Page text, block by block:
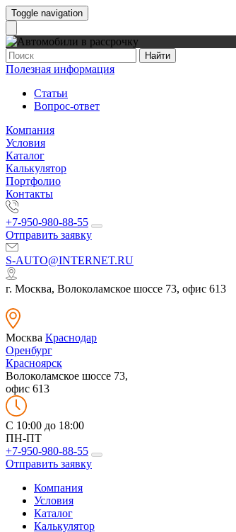
Toggle navigation
Найти
Полезная информация
Статьи
Вопрос-ответ
Компания
Условия
Каталог
Калькулятор
Портфолио
Контакты
+7-950-980-88-55
Отправить заявку
S-AUTO@INTERNET.RU
г. Москва, Волоколамское шоссе 73, офис 613
Москва Краснодар
Оренбург
Красноярск
Волоколамское шоссе 73,
офис 613
C 10:00 до 18:00
ПН-ПТ
+7-950-980-88-55
Отправить заявку
Компания
Условия
Каталог
Калькулятор